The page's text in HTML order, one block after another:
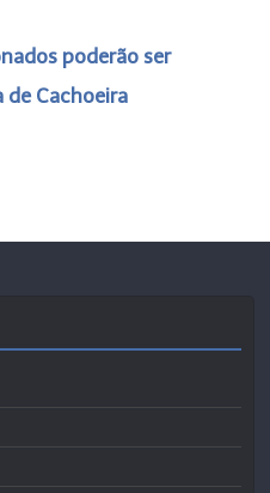
poderão ser
Cachoeira